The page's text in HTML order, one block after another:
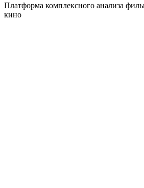
Платформа комплексного анализа
кино